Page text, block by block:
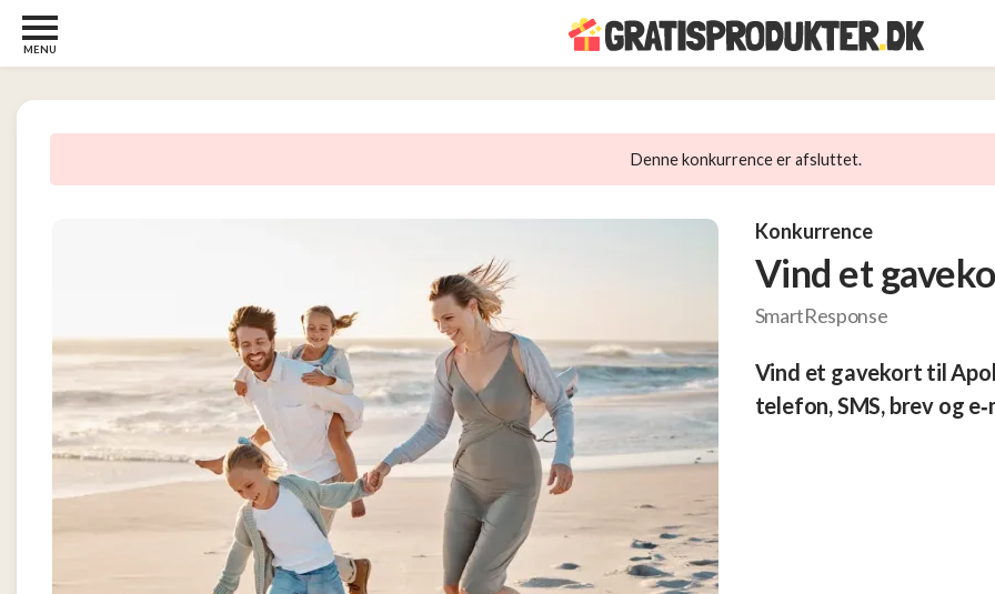
MENU
Denne konkurrence er afsluttet.
Konkurrence
Vind et
SmartResponse
Vind et gavekort til
telefon, SMS, brev og
Baby
Diverse
Tjenester
Underholdning
Streaming
Undertøj